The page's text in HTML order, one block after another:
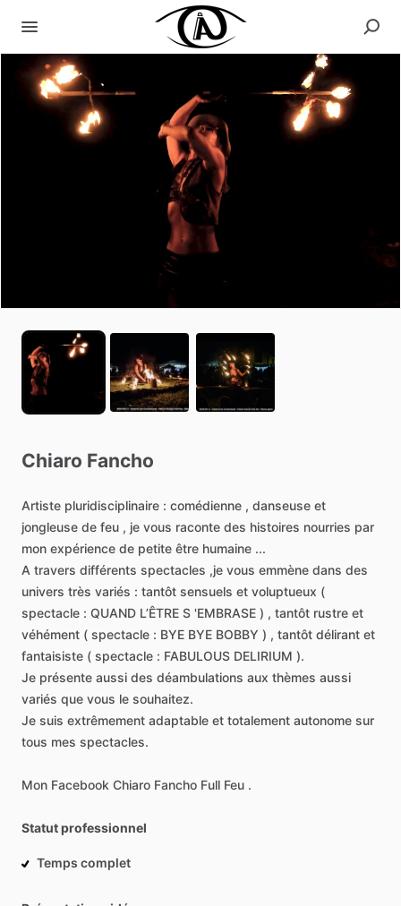
Chiaro Fancho
Artiste pluridisciplinaire : comédienne , danseuse et
jongleuse de feu , je vous raconte des histoires nourries par
mon expérience de petite être humaine ...
A travers différents spectacles ,je vous emmène dans des
univers très variés : tantôt sensuels et voluptueux (
spectacle : QUAND L’ÊTRE S 'EMBRASE ) , tantôt rustre et
véhément ( spectacle : BYE BYE BOBBY ) , tantôt délirant et
fantaisiste ( spectacle : FABULOUS DELIRIUM ).
Je présente aussi des déambulations aux thèmes aussi
variés que vous le souhaitez.
Je suis extrêmement adaptable et totalement autonome sur
tous mes spectacles.
Mon Facebook Chiaro Fancho Full Feu .
Statut professionnel
Temps complet